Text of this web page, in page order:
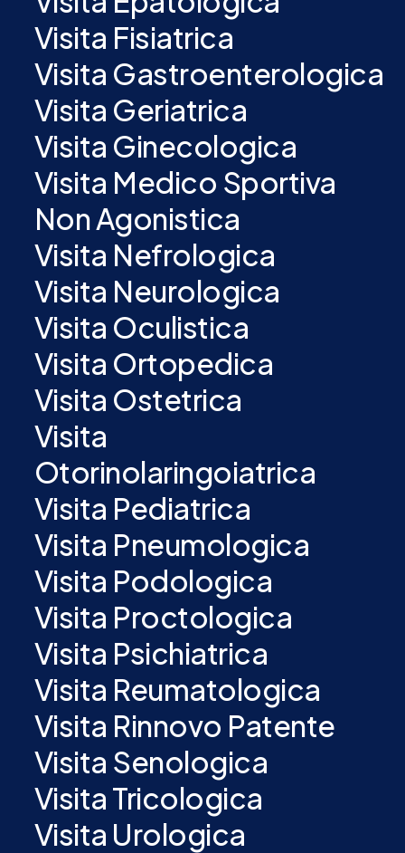
Visita Fisiatrica
Visita Gastroenterologica
Visita Geriatrica
Visita Ginecologica
Visita Medico Sportiva
Non Agonistica
Visita Nefrologica
Visita Neurologica
Visita Oculistica
Visita Ortopedica
Visita Ostetrica
Visita
Otorinolaringoiatrica
Visita Pediatrica
Visita Pneumologica
Visita Podologica
Visita Proctologica
Visita Psichiatrica
Visita Reumatologica
Visita Rinnovo Patente
Visita Senologica
Visita Tricologica
Visita Urologica